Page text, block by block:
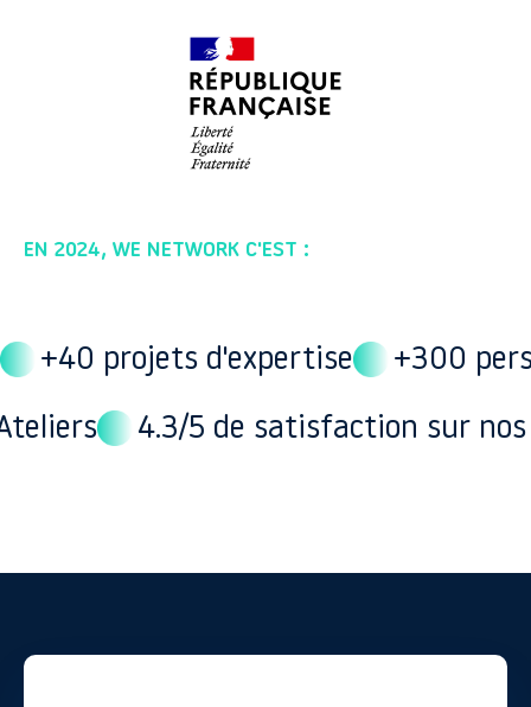
EN 2024, WE NETWORK C'EST :
+40 projets d'expertise +300
4.3/5 de satisfaction sur